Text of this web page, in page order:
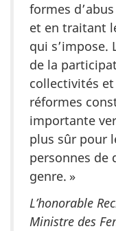
formes
et en traitant
qui s’impose.
de la
collectivités
réformes
importante
plus sûr pour
personnes de
genre. »
L’honorable
Ministre des